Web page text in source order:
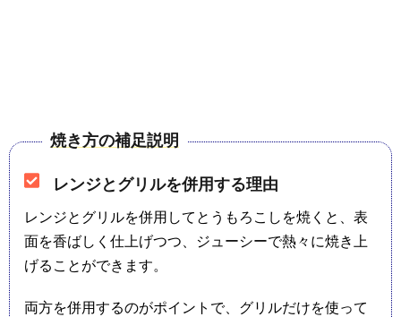
焼き方の補足説明
レンジとグリルを併用する理由
レンジとグリルを併用してとうもろこしを焼くと、表
面を香ばしく仕上げつつ、ジューシーで熱々に焼き上
げることができます。
両方を併用するのがポイントで、グリルだけを使って